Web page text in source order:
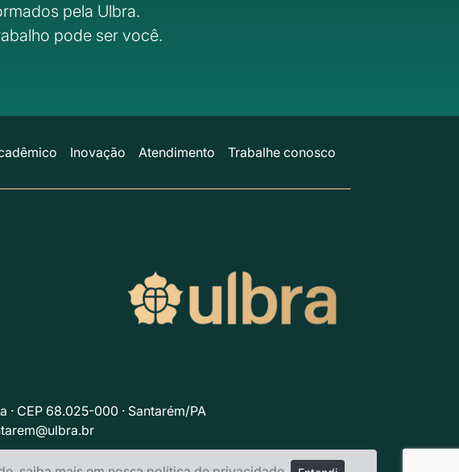
pela Ulbra.
pode ser você.
Inovação Atendimento Trabalhe conosco
· CEP 68.025-000 · Santarém/PA